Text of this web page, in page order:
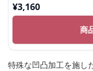
¥3,160
商
特殊な凹凸加工を施し